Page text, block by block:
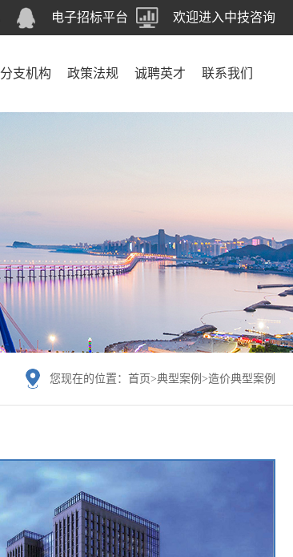
欢迎进入中技咨询
电子招标平台
分支机构 政策法规 诚聘英才 联系我们
您现在的位置： 首页>典型案例 >造价典型案例